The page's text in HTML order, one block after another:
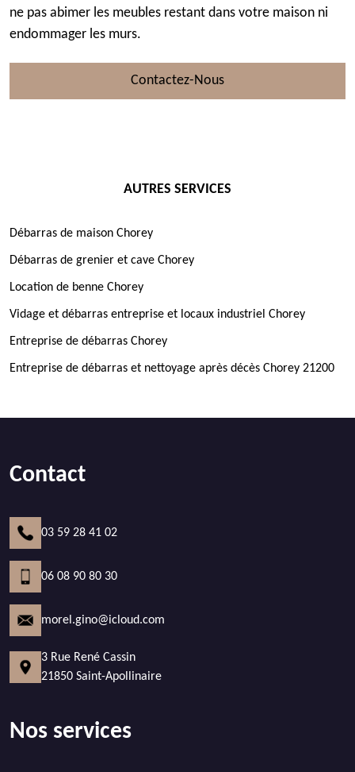
ne pas abimer les meubles restant dans votre maison ni
endommager les murs.
Contactez-Nous
AUTRES SERVICES
Débarras de maison Chorey
Débarras de grenier et cave Chorey
Location de benne Chorey
Vidage et débarras entreprise et locaux industriel Chorey
Entreprise de débarras Chorey
Entreprise de débarras et nettoyage après décès Chorey 21200
Contact
03 59 28 41 02
06 08 90 80 30
morel.gino@icloud.com
3 Rue René Cassin
21850 Saint-Apollinaire
Nos services